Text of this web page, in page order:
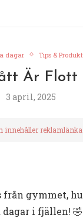
dagar Tips &
Är Flott
3 april, 2025
innehåller
från gymmet,
i fjällen! 🤣